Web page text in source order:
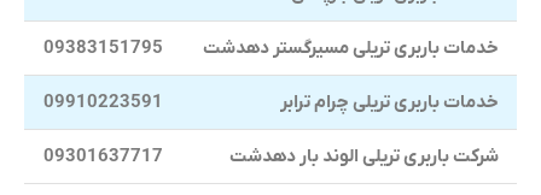
خدمات باربری تریلی مسیرگستر دهدشت 09383151795
خدمات باربری تریلی چرام ترابر 09910223591
شرکت باربری تریلی الوند بار دهدشت 09301637717